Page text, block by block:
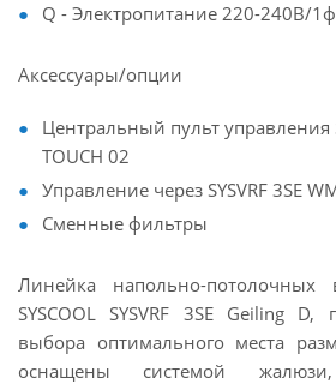
Q - Электропитание 220-240В/
Аксессуары/опции
Центральный пульт управления
TOUCH 02
Управление через SYSVRF 3SE
Сменные фильтры
Линейка напольно-потолочных
SYSCOOL SYSVRF 3SE Geiling D,
выбора оптимального места
оснащены системой